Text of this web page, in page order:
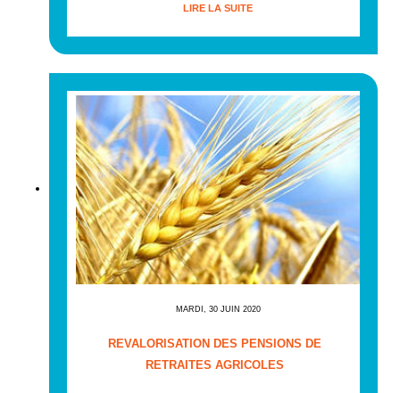
LIRE LA SUITE
MARDI, 30 JUIN 2020
REVALORISATION DES PENSIONS DE
RETRAITES AGRICOLES